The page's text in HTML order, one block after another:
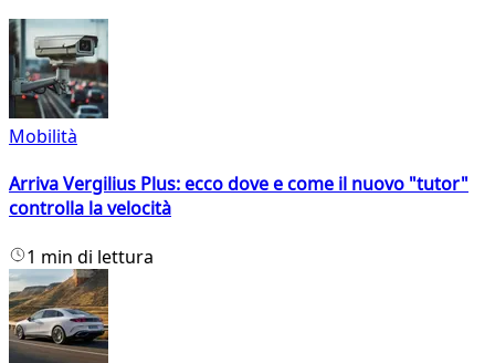
Mobilità
Arriva Vergilius Plus: ecco dove e come il nuovo "tutor"
controlla la velocità
1 min di lettura